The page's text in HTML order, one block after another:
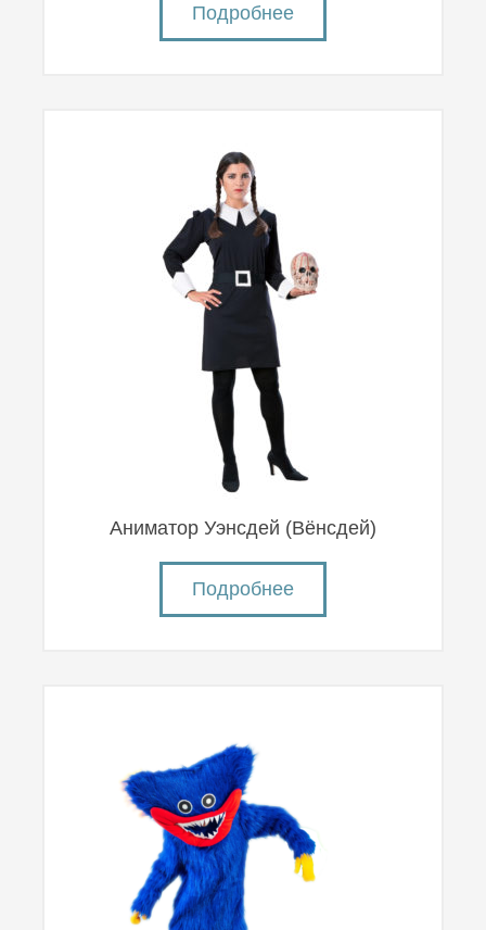
Подробнее
Аниматор Уэнсдей (Вëнсдей)
Подробнее